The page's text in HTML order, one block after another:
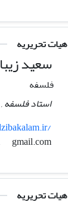
هیات تحریریه
سعید
فلسفه
استاد فلسفه
gmail.com
هیات تحریریه